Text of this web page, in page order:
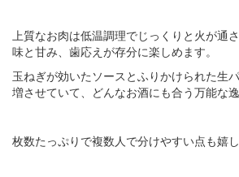
上質なお肉は低温調理でじっくりと火が通
味と甘み、歯応えが存分に楽しめます。
玉ねぎが効いたソースとふりかけられた生
増させていて、どんなお酒にも合う万能な逸
枚数たっぷりで複数人で分けやすい点も嬉し